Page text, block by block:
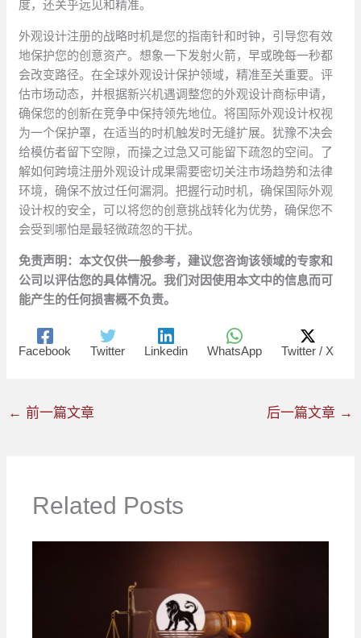
度，还关乎远见和精准。
外观设计注册的战略时机是您的指南针和时钟，引导您有效
地保护您的创意资产。想象一下发射火箭，早或晚每一秒都
会改变路径。在全球外观设计保护领域，精准至关重要。评
估市场动态，并根据新兴机遇调整您的外观设计商标申请，
确保您的创新在竞争中保持领先地位。将国际外观设计权视
为一个保护罩，在适当的时机触发时无缝扩展。犹豫不决会
给模仿者留下空隙，而操之过急又可能留下疏忽的空间。了
解如何跨境注册外观设计成果需要密切关注市场趋势和法律
环境，确保不放过任何漏洞。把握行动时机，确保国际外观
设计权的安全，可以将您的创意挑战转化为优势，确保您不
会受到哪怕是最轻微疏忽的干扰。
免责声明：本文仅供一般参考，建议您咨询该领域的专家和
公司以评估您的具体情况。我们对因使用本文中的信息而可
能产生的任何损害概不负责。
Facebook Twitter Linkedin WhatsApp Twitter / X
← 前一篇文章 后一篇文章 →
Related Posts